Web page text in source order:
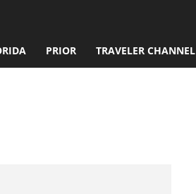
PRIOR TRAVELER CHANNEL